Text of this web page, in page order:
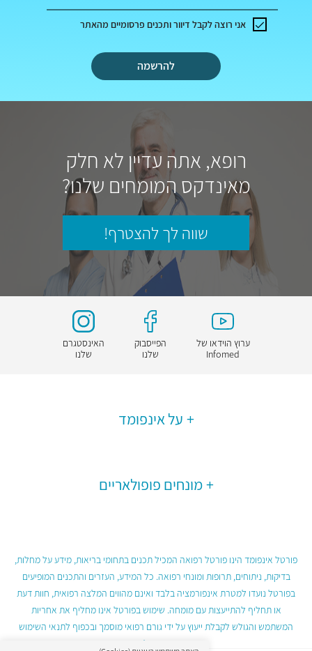
להרשמה
אני רוצה לקבל דיוור ותכנים פרסומיים מהאתר
רופא, אתה עדיין לא חלק
מאינדקס המומחים שלנו?
שווה לך להצטרף!
ערוץ הוידאו של
Infomed
הפייסבוק
שלנו
האינסטגרם
שלנו
על אינפומד
מונחים פופולאריים
פורטל אינפומד הינו פורטל רפואה המכיל תכנים בתחומי בריאות, מידע על מחלות,
בדיקות, ניתוחים, תרופות ומונחי רפואה. כל המידע, העזרים והתכנים המופיעים
בפורטל נועדו למטרת אינפורמציה בלבד ואינם מהווים המלצה רפואית, חוות דעת
או תחליף להתייעצות עם מומחה. שימוש בפורטל אינו מחליף את אחריות
המשתמש והגולש לקבלת ייעוץ על ידי גורם רפואי מוסמך ובכפוף לתנאי השימוש
בפורטל.